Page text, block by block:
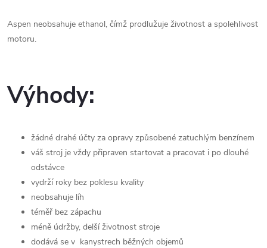
Aspen neobsahuje ethanol, čímž prodlužuje životnost a spolehlivost
motoru.
Výhody:
žádné drahé účty za opravy způsobené zatuchlým benzínem
váš stroj je vždy připraven startovat a pracovat i po dlouhé
odstávce
vydrží roky bez poklesu kvality
neobsahuje líh
téměř bez zápachu
méně údržby, delší životnost stroje
dodává se v kanystrech běžných objemů